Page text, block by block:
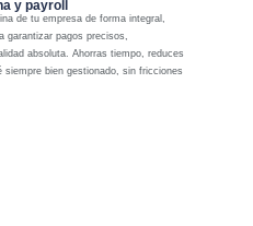
y payroll
de tu empresa de forma integral,
garantizar pagos precisos,
absoluta. Ahorras tiempo, reduces
bien gestionado, sin fricciones